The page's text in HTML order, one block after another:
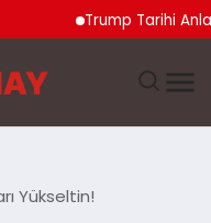
Trump Tarihi
Yükseltin!